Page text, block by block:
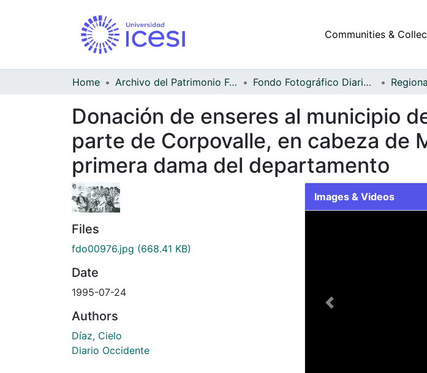
Communities &
Home Archivo del Patrimonio Fotográfico y Fílmico del Valle del Cauca Fondo Fotográfico Diario Occidente
Donación de enseres al municipio
parte de Corpovalle, en cabeza de
primera dama del departamento
Files
fdo00976.jpg (668.41 KB)
Date
1995-07-24
Authors
Díaz, Cielo
Diario Occidente
Images & Videos
Previous